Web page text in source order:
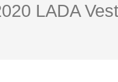
LADA